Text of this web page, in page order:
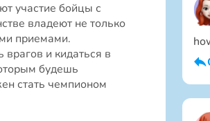
участие бойцы с
владеют не только
приемами.
и кидаться в
будешь
стать чемпионом